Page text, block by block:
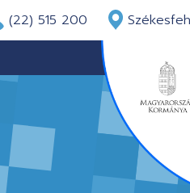
(22) 515 200